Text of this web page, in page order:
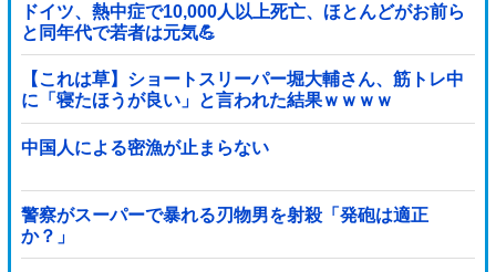
ドイツ、熱中症で10,000人以上死亡、ほとんどがお前ら
と同年代で若者は元気💪
【これは草】ショートスリーパー堀大輔さん、筋トレ中
に「寝たほうが良い」と言われた結果ｗｗｗｗ
中国人による密漁が止まらない
警察がスーパーで暴れる刃物男を射殺「発砲は適正
か？」